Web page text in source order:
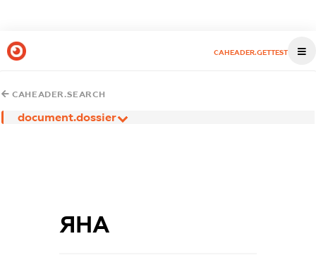
CAHEADER.GETTEST
CAHEADER.SEARCH
document.dossier
ЯНА